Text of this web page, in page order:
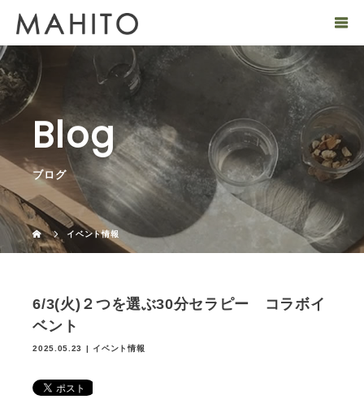
Blog
ブログ
イベント情報
6/3(火)２つを選ぶ30分セラピー コラボイ
ベント
2025.05.23 イベント情報